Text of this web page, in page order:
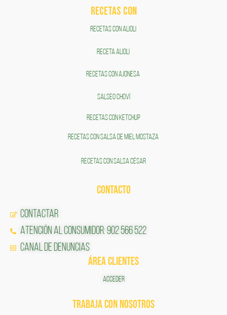
RECETAS COn
RECETAS CON ALIOLI
RECETA ALIOLI
RECETAS CON AJONESA
SALSEO CHOVÍ
RECETAS CON KETCHUP
RECETAS CON SALSA DE MIEL MOSTAZA
RECETAS CON SALSA CÉSAR
CONTACTO
Contactar
Atención al Consumidor: 902 566 522
Canal de Denuncias
ÁREA CLIENTES
ACCEDER
TRABAJA CON NOSOTROS